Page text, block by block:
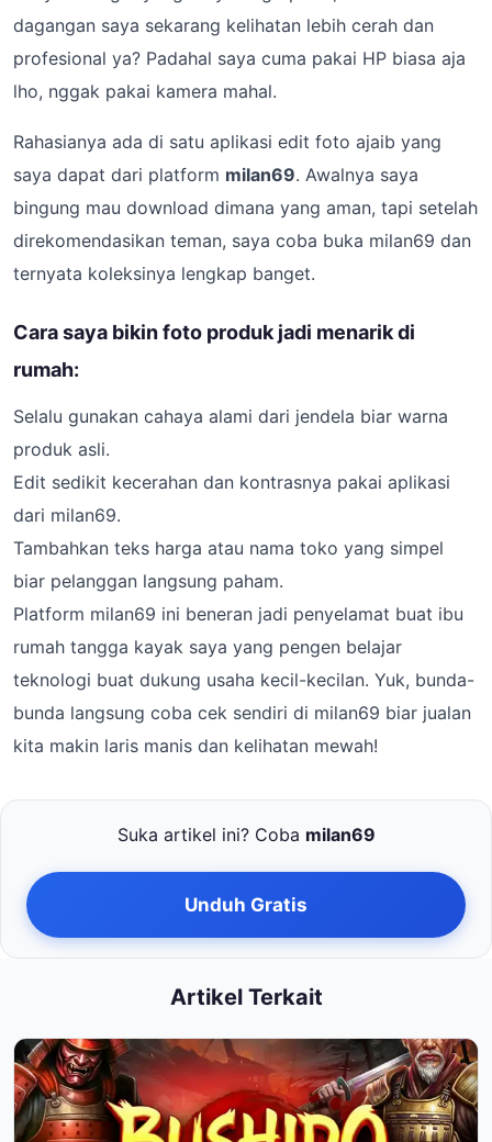
dagangan saya sekarang kelihatan lebih cerah dan
profesional ya? Padahal saya cuma pakai HP biasa aja
lho, nggak pakai kamera mahal.
Rahasianya ada di satu aplikasi edit foto ajaib yang
saya dapat dari platform milan69. Awalnya saya
bingung mau download dimana yang aman, tapi setelah
direkomendasikan teman, saya coba buka milan69 dan
ternyata koleksinya lengkap banget.
Cara saya bikin foto produk jadi menarik di
rumah:
Selalu gunakan cahaya alami dari jendela biar warna
produk asli.
Edit sedikit kecerahan dan kontrasnya pakai aplikasi
dari milan69.
Tambahkan teks harga atau nama toko yang simpel
biar pelanggan langsung paham.
Platform milan69 ini beneran jadi penyelamat buat ibu
rumah tangga kayak saya yang pengen belajar
teknologi buat dukung usaha kecil-kecilan. Yuk, bunda-
bunda langsung coba cek sendiri di milan69 biar jualan
kita makin laris manis dan kelihatan mewah!
Suka artikel ini? Coba milan69
Unduh Gratis
Artikel Terkait